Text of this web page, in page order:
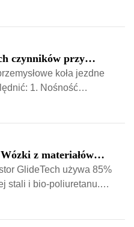
światowych.
kolejnych
czynników przy
kółek
koła jezdne
1. Nośność
2. Rodzaj
powierzchni) 3. Zakres
Odporność chemiczną...
z materiałów
GlideTech używa 85%
stali i bio-poliuretanu.
stopę wypuszczanego